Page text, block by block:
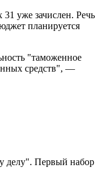
уже зачислен. Речь
планируется
"таможенное
средств", —
делу". Первый набор